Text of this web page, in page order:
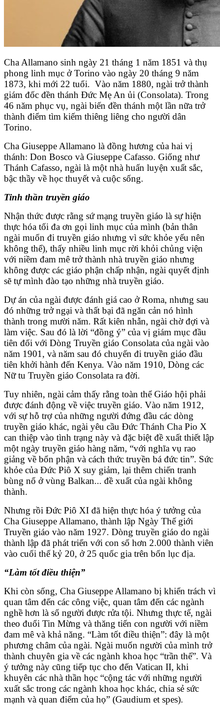
Cha Allamano sinh ngày 21 tháng 1 năm 1851 và thụ
phong linh mục ở Torino vào ngày 20 tháng 9 năm
1873, khi mới 22 tuổi. Vào năm 1880, ngài trở thành
giám đốc đền thánh Đức Mẹ An ủi (Consolata). Trong
46 năm phục vụ, ngài biến đền thánh một lần nữa trở
thành điểm tìm kiếm thiêng liêng cho người dân
Torino.
Cha Giuseppe Allamano là đồng hương của hai vị
thánh: Don Bosco và Giuseppe Cafasso. Giống như
Thánh Cafasso, ngài là một nhà huấn luyện xuất sắc,
bậc thầy về học thuyết và cuộc sống.
Tinh thần truyền giáo
Nhận thức được rằng sứ mạng truyền giáo là sự hiện
thực hóa tối đa ơn gọi linh mục của mình (bản thân
ngài muốn đi truyền giáo nhưng vì sức khỏe yếu nên
không thể), thấy nhiều linh mục rời khỏi chủng viện
với niềm đam mê trở thành nhà truyền giáo nhưng
không được các giáo phận chấp nhận, ngài quyết định
sẽ tự mình đào tạo những nhà truyền giáo.
Dự án của ngài được đánh giá cao ở Roma, nhưng sau
đó những trở ngại và thất bại đã ngăn cản nó hình
thành trong mười năm. Rất kiên nhẫn, ngài chờ đợi và
làm việc. Sau đó là lời “đồng ý” của vị giám mục đầu
tiên đối với Dòng Truyền giáo Consolata của ngài vào
năm 1901, và năm sau đó chuyến đi truyền giáo đầu
tiên khởi hành đến Kenya. Vào năm 1910, Dòng các
Nữ tu Truyền giáo Consolata ra đời.
Tuy nhiên, ngài cảm thấy rằng toàn thể Giáo hội phải
được đánh động về việc truyền giáo. Vào năm 1912,
với sự hỗ trợ của những người đứng đầu các dòng
truyền giáo khác, ngài yêu cầu Đức Thánh Cha Pio X
can thiệp vào tình trạng này và đặc biệt đề xuất thiết lập
một ngày truyền giáo hàng năm, “với nghĩa vụ rao
giảng về bổn phận và cách thức truyền bá đức tin”. Sức
khỏe của Đức Piô X suy giảm, lại thêm chiến tranh
bùng nổ ở vùng Balkan... đề xuất của ngài không
thành.
Nhưng rồi Đức Piô XI đã hiện thực hóa ý tưởng của
Cha Giuseppe Allamano, thành lập Ngày Thế giới
Truyền giáo vào năm 1927. Dòng truyền giáo do ngài
thành lập đã phát triển với con số hơn 2.000 thành viên
vào cuối thế kỷ 20, ở 25 quốc gia trên bốn lục địa.
“Làm tốt điều thiện”
Khi còn sống, Cha Giuseppe Allamano bị khiển trách vì
quan tâm đến các công việc, quan tâm đến các ngành
nghề hơn là số người được rửa tội. Nhưng thực tế, ngài
theo đuổi Tin Mừng và thăng tiến con người với niềm
đam mê và khả năng. “Làm tốt điều thiện”: đây là một
phương châm của ngài. Ngài muốn người của mình trở
thành chuyên gia về các ngành khoa học “trần thế”. Và
ý tưởng này cũng tiếp tục cho đến Vatican II, khi
khuyên các nhà thần học “cộng tác với những người
xuất sắc trong các ngành khoa học khác, chia sẻ sức
mạnh và quan điểm của họ” (Gaudium et spes).